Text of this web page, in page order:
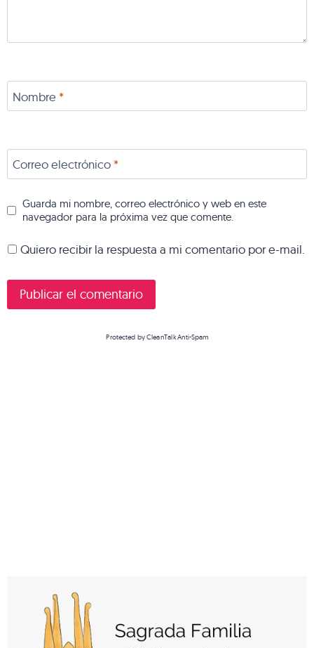
Nombre *
Correo electrónico *
Guarda mi nombre, correo electrónico y web en este
navegador para la próxima vez que comente.
Quiero recibir la respuesta a mi comentario por e-mail.
Protected byCleanTalk Anti-Spam